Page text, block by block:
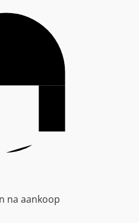
na aankoop